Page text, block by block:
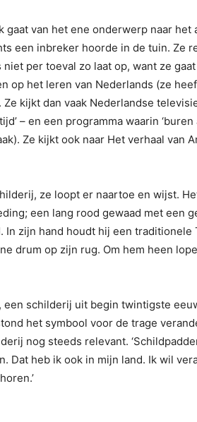
van het ene onderwerp naar het
een inbreker hoorde in de tuin. Ze
per toeval zo laat op, want ze
op het leren van Nederlands (ze
kijkt dan vaak Nederlandse
– en een programma waarin
Ze kijkt ook naar Het verhaal van
ze loopt er naartoe en wijst.
een lang rood gewaad met een
zijn hand houdt hij een traditionele
drum op zijn rug. Om hem heen
, een schilderij uit begin twintigste
het symbool voor de trage
nog steeds relevant.
Dat heb ik ook in mijn land. Ik wil